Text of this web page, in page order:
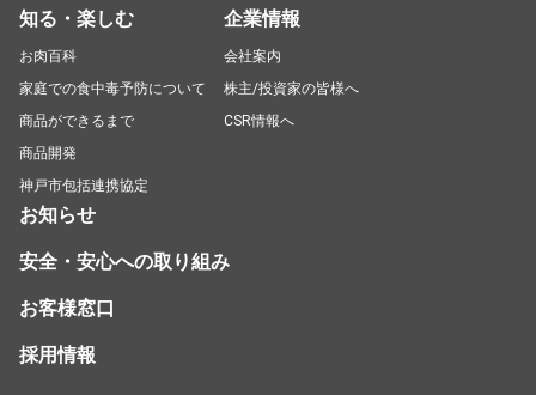
知る・楽しむ
お肉百科
家庭での食中毒予防について
商品ができるまで
商品開発
神戸市包括連携協定
企業情報
会社案内
株主/投資家の皆様へ
CSR情報へ
お知らせ
安全・安心への取り組み
お客様窓口
採用情報